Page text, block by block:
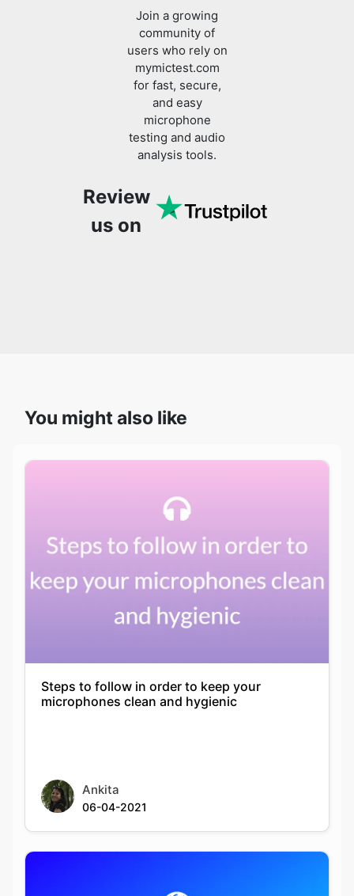
Join a growing
community of
users who rely on
mymictest.com
for fast, secure,
and easy
microphone
testing and audio
analysis tools.
Review
us on
You might also like
Steps to follow in order to keep your
microphones clean and hygienic
Ankita
06-04-2021